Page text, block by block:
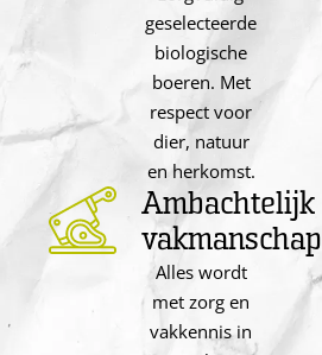
geselecteerde
biologische
boeren. Met
respect voor
dier, natuur
en herkomst.
Ambachtelijk
vakmanschap
Alles wordt
met zorg en
vakkennis in